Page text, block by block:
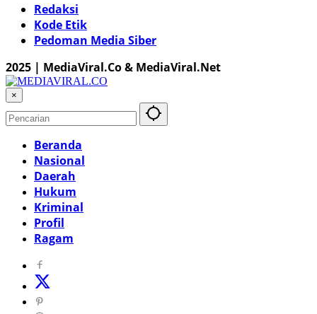
Redaksi
Kode Etik
Pedoman Media Siber
2025 | MediaViral.Co & MediaViral.Net
×
Beranda
Nasional
Daerah
Hukum
Kriminal
Profil
Ragam